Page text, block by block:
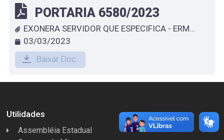
PORTARIA 6580/2023
EXONERA SERVIDOR QUE ESPECIFICA - ERMINIA DO ROSÁRIO CARLOS
03/03/2023
Baixar Doc.
Utilidades
Assembléia Estadual